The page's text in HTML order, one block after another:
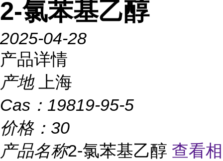
2-氯苯基乙醇
2025-04-28
产品详情
产地
上海
Cas： 19819-95-5
价格： 30
产品名称2-氯苯基乙醇 查看相